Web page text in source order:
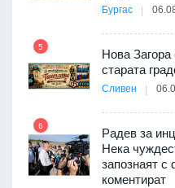
Бургас
5
Нова
старата
Сливен
6
Радев за
Нека
запознаят с
коментират